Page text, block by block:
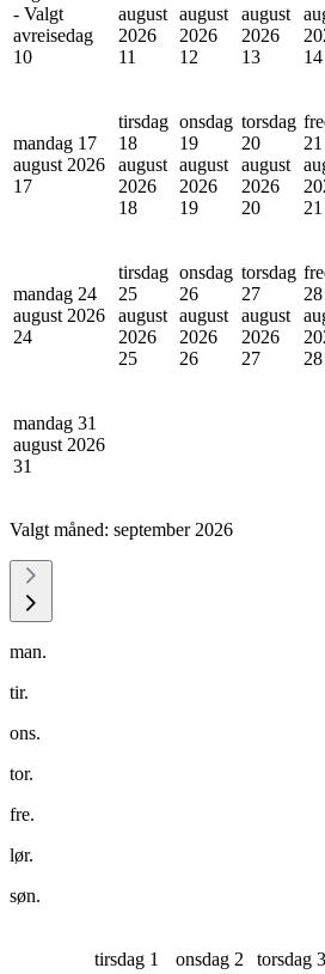
- Valgt
avreisedag
10
august
2026
11
august
2026
12
august
2026
13
14
mandag 17
august 2026
17
tirsdag
18
august
2026
18
onsdag
19
august
2026
19
torsdag
20
august
2026
20
21
21
mandag 24
august 2026
24
tirsdag
25
august
2026
25
onsdag
26
august
2026
26
torsdag
27
august
2026
27
28
28
mandag 31
august 2026
31
Valgt måned: september 2026
man.
tir.
ons.
tor.
fre.
lør.
søn.
tirsdag 1
onsdag 2
torsdag 3